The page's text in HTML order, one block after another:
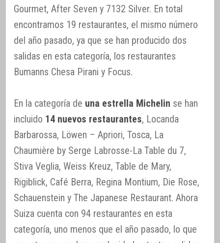
Gourmet, After Seven y 7132 Silver. En total
encontramos 19 restaurantes, el mismo número
del año pasado, ya que se han producido dos
salidas en esta categoría, los restaurantes
Bumanns Chesa Pirani y Focus.
En la categoría de una estrella Michelin se han
incluido 14 nuevos restaurantes, Locanda
Barbarossa, Löwen – Apriori, Tosca, La
Chaumière by Serge Labrosse-La Table du 7,
Stiva Veglia, Weiss Kreuz, Table de Mary,
Rigiblick, Café Berra, Regina Montium, Die Rose,
Schauenstein y The Japanese Restaurant. Ahora
Suiza cuenta con 94 restaurantes en esta
categoría, uno menos que el año pasado, lo que